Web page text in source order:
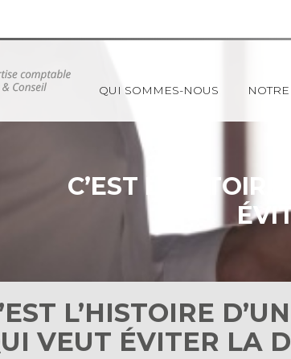
Principal
QUI SOMMES-NOUS
C’EST
L’HISTOIRE
VEUT ÉVITER LA